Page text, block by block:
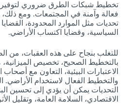
تخطيط شبكات الطرق ضروري لتوفير
فعالة وآمنة في المجتمعات. ومع ذلك،
تحديات مثل الموارد المحدودة، القضايا
السياسية، وقضايا اكتساب الأراضي.
للتغلب بنجاح على هذه العقبات، من
بالتخطيط الصحيح، تخصيص الميزانية،
الاعتبارات البيئية، التعاون مع
والتخطيط الفعال لاستخدام الأراضي.
التحديات يمكن أن يؤدي إلى تحسين
الاقتصادي، السلامة العامة، وتقليل